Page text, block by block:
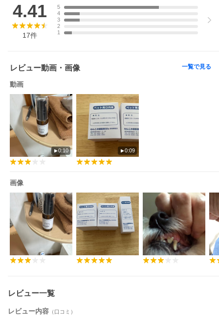
カ月間ご使用いただけます。
この商品のレビューを楽天市場で見る（43件）＞＞
★購入特典★
※継続してご使用中のお客様は、お出かけやお泊りの際の携帯用
開封いただき、同梱させていただきます「ご使用開始の手順」を
ご参照の上、「1種類ずつ」「少量から」「徐々に量を増やし
て」、パートナーのお体との相性をご確認くださいませ。もし
も、体質チェックによって、ご使用が難しいことが判明いたしま
した場合には、未開封の本商品につきましては、ご返品を承って
おります。お届けより3カ月以内に、メールまたはお電話で私どま
でお申し付けください。
◎返送料・ご返金振込手数料は、私どもが負担させていただきま
す。
せていただきます。
【新発売】育てる水 歯周病菌を99.7%制菌■育てる水はこちらで
購入できます。
4.41
17件
5
4
3
2
1
レビュー動画・画像 一覧で見る
動画
0:10 0:09
画像
レビュー一覧
レビュー内容 （口コミ）